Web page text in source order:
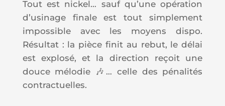
Tout est nickel… sauf qu’une opération
d’usinage finale est tout simplement
impossible avec les moyens dispo.
Résultat : la pièce finit au rebut, le délai
est explosé, et la direction reçoit une
douce mélodie 🎶… celle des pénalités
contractuelles.